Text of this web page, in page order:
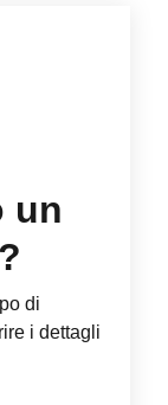
un
?
di
i dettagli